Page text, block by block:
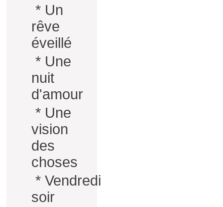
* Un
rêve
éveillé
* Une
nuit
d'amour
* Une
vision
des
choses
* Vendredi
soir